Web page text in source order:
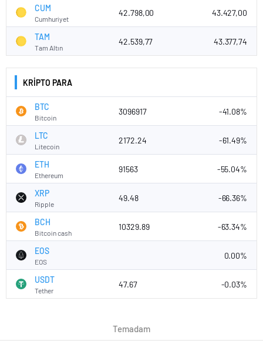
CUM
Cumhuriyet
42.798,00 43.427,00
TAM
Tam Altın
42.539,77 43.377,74
KRİPTO PARA
BTC
Bitcoin
3096917 -41.08%
LTC
Litecoin
2172.24 -61.49%
ETH
Ethereum
91563 -55.04%
XRP
Ripple
49.48 -66.36%
BCH
Bitcoin cash
10329.89 -63.34%
EOS
EOS
0.00%
USDT
Tether
47.67 -0.03%
Temadam